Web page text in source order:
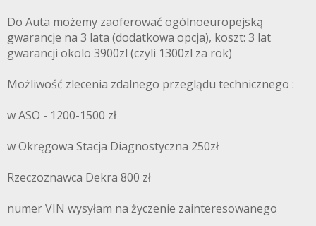
Do Auta możemy zaoferować ogólnoeuropejską
gwarancje na 3 lata (dodatkowa opcja), koszt: 3 lat
gwarancji okolo 3900zl (czyli 1300zl za rok)
Możliwość zlecenia zdalnego przeglądu technicznego :
w ASO - 1200-1500 zł
w Okręgowa Stacja Diagnostyczna 250zł
Rzeczoznawca Dekra 800 zł
numer VIN wysyłam na życzenie zainteresowanego